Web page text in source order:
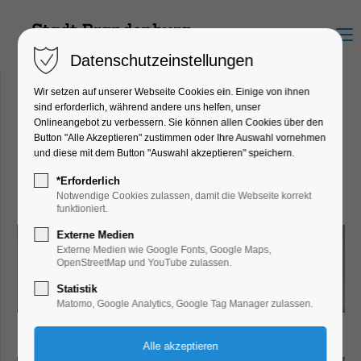
Menu
Schulmuseum Reckahn
Reckahner Dorfstr. 23, 14797
Kloster Lehnin OT Reckahn
Datenschutzeinstellungen
Wir setzen auf unserer Webseite Cookies ein. Einige von ihnen
sind erforderlich, während andere uns helfen, unser
Onlineangebot zu verbessern. Sie können allen Cookies über den
Button "Alle Akzeptieren" zustimmen oder Ihre Auswahl vornehmen
und diese mit dem Button "Auswahl akzeptieren" speichern.
*Erforderlich
Notwendige Cookies zulassen, damit die Webseite korrekt
funktioniert.
Externe Medien
Externe Medien wie Google Fonts, Google Maps,
OpenStreetMap und YouTube zulassen.
Statistik
Matomo, Google Analytics, Google Tag Manager zulassen.